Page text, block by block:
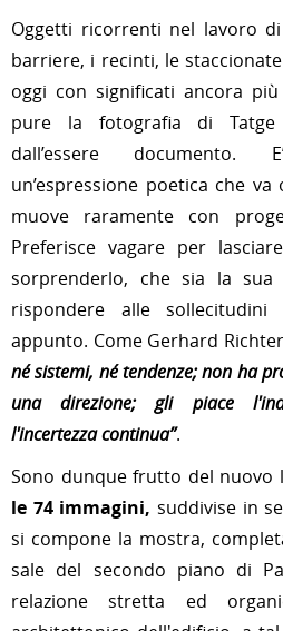
Oggetti ricorrenti nel lavoro di
barriere, i recinti, le
oggi con significati ancora
pure la fotografia di Tatge
dall’essere documento.
un’espressione poetica che
muove raramente con
Preferisce vagare per
sorprenderlo, che sia la
rispondere alle
appunto. Come Gerhard
né sistemi, né tendenze; non ha
una direzione; gli piace
l'incertezza continua”.
Sono dunque frutto del nuovo
le 74 immagini, suddivise in
si compone la mostra,
sale del secondo piano di
relazione stretta ed